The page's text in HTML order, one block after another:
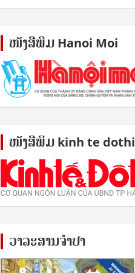
ໜັງ​ສື​ພິມ Hanoi Moi
ໜັງ​ສື​ພິມ kinh te dothi
ວາລະສານຈຳປາ